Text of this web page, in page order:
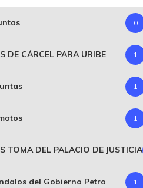
0
DE CÁRCEL PARA URIBE 1
1
1
TOMA DEL PALACIO DE JUSTICIA
del Gobierno Petro 1